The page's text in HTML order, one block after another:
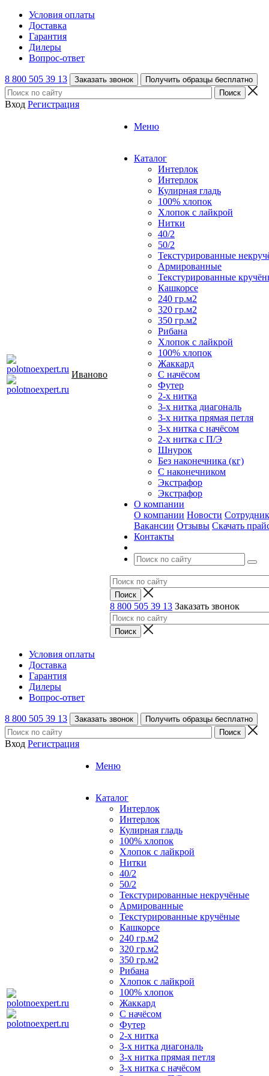
Условия оплаты
Доставка
Гарантия
Дилеры
Вопрос-ответ
8 800 505 39 13 Заказать звонок Получить образцы бесплатно
Вход Регистрация
Иваново
Меню
Каталог
Интерлок
Интерлок
Кулирная гладь
100% хлопок
Хлопок с лайкрой
Нитки
40/2
50/2
Текстурированные
Армированные
Текстурированные
Кашкорсе
240 гр.м2
320 гр.м2
350 гр.м2
Рибана
Хлопок с лайкрой
100% хлопок
Жаккард
С начёсом
Футер
2-х нитка
3-х нитка диагональ
3-х нитка прямая петля
3-х нитка с начёсом
2-х нитка с П/Э
Шнурок
Без наконечника (кг)
С наконечником
Экстрафор
Экстрафор
О компании
О компании Новости
Вакансии Отзывы Скачать
Контакты
8 800 505 39 13 Заказать звонок
Условия оплаты
Доставка
Гарантия
Дилеры
Вопрос-ответ
8 800 505 39 13 Заказать звонок Получить образцы бесплатно
Вход Регистрация
Меню
Каталог
Интерлок
Интерлок
Кулирная гладь
100% хлопок
Хлопок с лайкрой
Нитки
40/2
50/2
Текстурированные некручёные
Армированные
Текстурированные кручёные
Кашкорсе
240 гр.м2
320 гр.м2
350 гр.м2
Рибана
Хлопок с лайкрой
100% хлопок
Жаккард
С начёсом
Футер
2-х нитка
3-х нитка диагональ
3-х нитка прямая петля
3-х нитка с начёсом